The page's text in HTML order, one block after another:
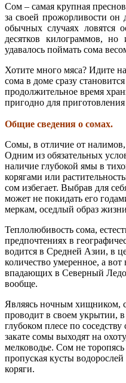
Сом – самая крупная
за своей прожорливости он
обычных случаях ловятся
десятков килограммов, но
удавалось поймать сома
Хотите много мяса? Идите
сома в доме сразу
продолжительное время
пригодно для
Общие сведения о сомах.
Сомы, в отличие от
Одним из обязательных
наличие глубокой ямы в
корягами или
сом избегает. Выбрав для
может не покидать его
меркам, оседлый образ
Теплолюбивость сома,
предпочтениях в
водится в Средней Азии, в
количество умеренное, а вот
впадающих в Северный
вообще.
Являясь ночным хищником,
проводит в своем укрытии,
глубоком плесе по
закате сомы выходят на
мелководье. Сом не
пропуская кусты
коряги.